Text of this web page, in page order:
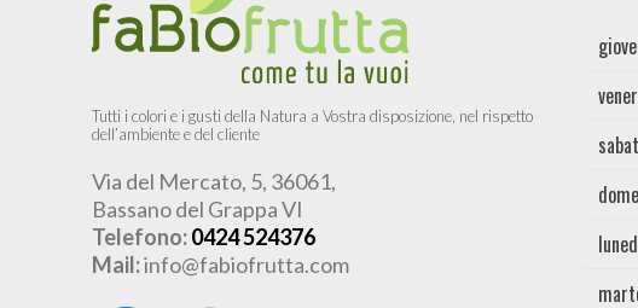
Tutti i colori e i gusti della Natura a Vostra disposizione, nel rispetto
dell’ambiente e del cliente
Via del Mercato, 5, 36061,
Bassano del Grappa VI
Telefono:0424 524376
Mail:info@fabiofrutta.com